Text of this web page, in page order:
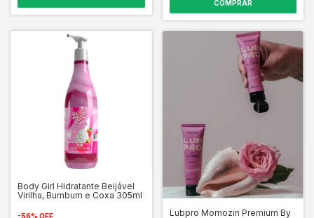
Body Girl Hidratante Beijável
Virilha, Bumbum e Coxa 305ml
-56% OFF
Lubpro Momozin Premium By